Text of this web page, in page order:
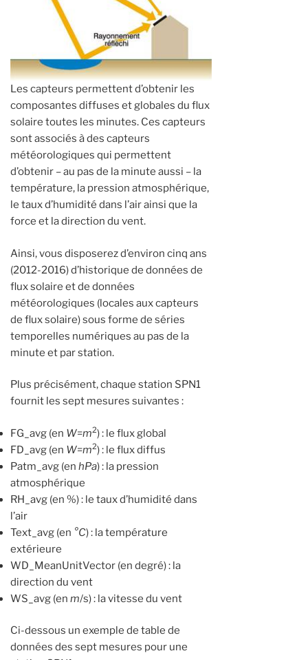
Les capteurs permettent d’obtenir les
composantes diffuses et globales du flux
solaire toutes les minutes. Ces capteurs
sont associés à des capteurs
météorologiques qui permettent
d’obtenir – au pas de la minute aussi – la
température, la pression atmosphérique,
le taux d’humidité dans l’air ainsi que la
force et la direction du vent.
Ainsi, vous disposerez d’environ cinq ans
(2012-2016) d’historique de données de
flux solaire et de données
météorologiques (locales aux capteurs
de flux solaire) sous forme de séries
temporelles numériques au pas de la
minute et par station.
Plus précisément, chaque station SPN1
fournit les sept mesures suivantes :
FG_avg (en W=m2) : le flux global
FD_avg (en W=m2) : le flux diffus
Patm_avg (en hPa) : la pression
atmosphérique
RH_avg (en %) : le taux d’humidité dans
l’air
Text_avg (en °C) : la température
extérieure
WD_MeanUnitVector (en degré) : la
direction du vent
WS_avg (en m/s) : la vitesse du vent
Ci-dessous un exemple de table de
données des sept mesures pour une